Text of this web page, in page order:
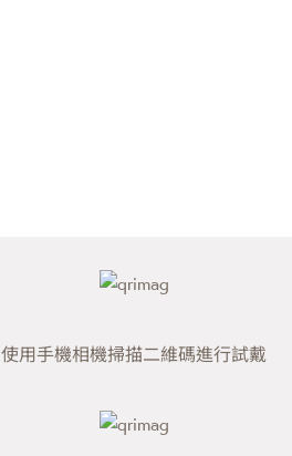
使用手機相機掃描二維碼進行試戴